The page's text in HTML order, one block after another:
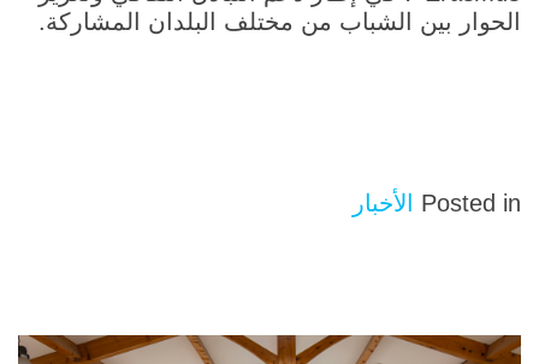
الحوار بين الشباب من مختلف البلدان المشاركة.
Posted in الأخبار